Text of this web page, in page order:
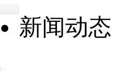
新闻动态